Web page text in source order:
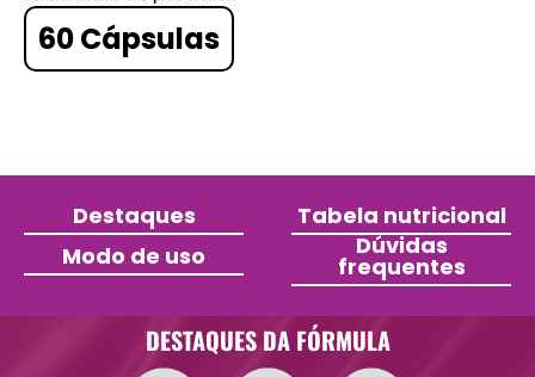
60 Cápsulas
Destaques
Tabela nutricional
Modo de uso
Dúvidas
frequentes
DESTAQUES DA FÓRMULA